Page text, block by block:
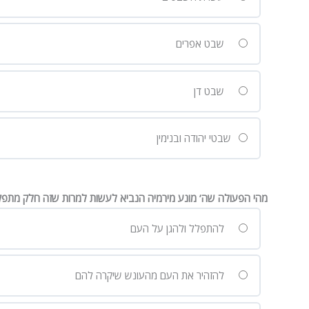
שבט אפרים
שבט דן
שבטי יהודה ובנימין
מהי הפעולה שה’ מונע מירמיה הנביא לעשות למרות שזה חלק
להתפלל ולהגן על העם
להזהיר את העם מהעונש שיקרה להם